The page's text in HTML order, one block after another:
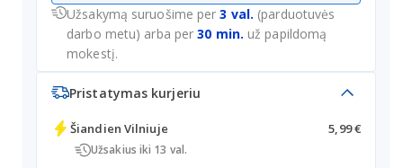
Užsakymą suruošime per3 val. (parduotuvės
darbo metu) arba per30 min. už papildomą
mokestį.
Pristatymas kurjeriu
Šiandien Vilniuje 5,99 €
Užsakius iki 13 val.